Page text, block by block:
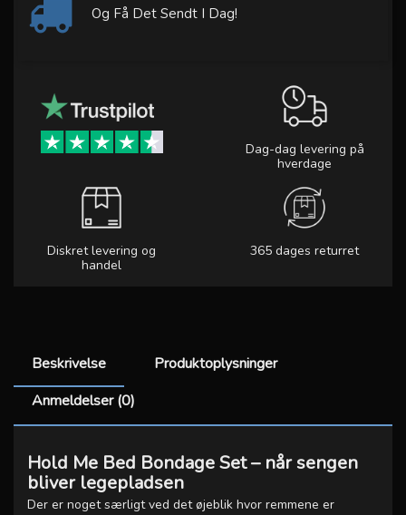
Og Få Det Sendt I Dag!
Dag-dag levering på
hverdage
Diskret levering og
handel
365 dages returret
Beskrivelse
Produktoplysninger
Anmeldelser (0)
Hold Me Bed Bondage Set – når sengen
bliver legepladsen
Der er noget særligt ved det øjeblik hvor remmene er